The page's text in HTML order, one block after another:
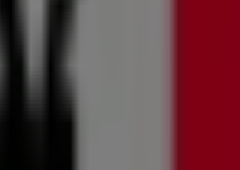
Martes 10:00 - 21:00, Miércoles
3203509848 25% OFF en